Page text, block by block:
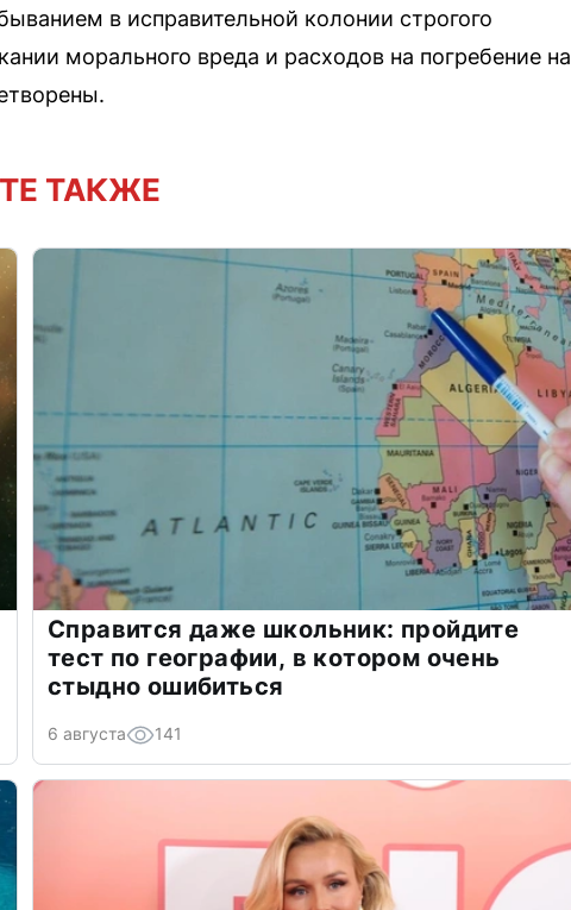
в исправительной колонии строгого
морального вреда и расходов на погребение на
ТАКЖЕ
Справится даже школьник: пройдите
тест по географии, в котором очень
стыдно ошибиться
6 августа 141